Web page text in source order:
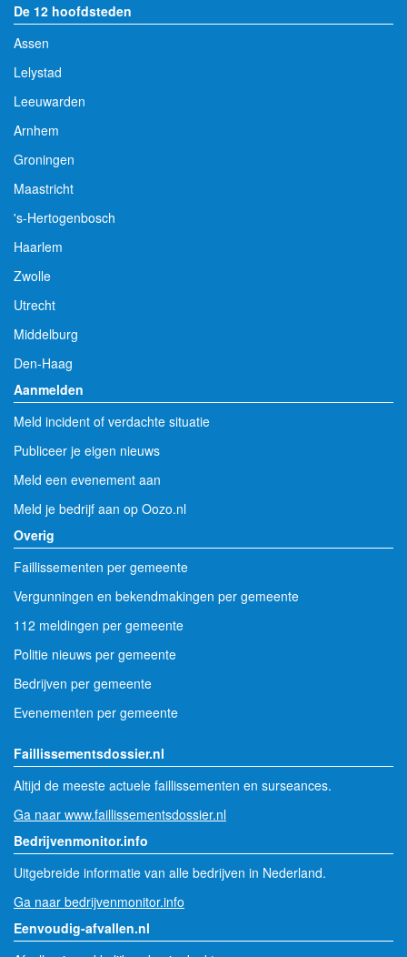
De 12 hoofdsteden
Assen
Lelystad
Leeuwarden
Arnhem
Groningen
Maastricht
's-Hertogenbosch
Haarlem
Zwolle
Utrecht
Middelburg
Den-Haag
Aanmelden
Meld incident of verdachte situatie
Publiceer je eigen nieuws
Meld een evenement aan
Meld je bedrijf aan op Oozo.nl
Overig
Faillissementen per gemeente
Vergunningen en bekendmakingen per gemeente
112 meldingen per gemeente
Politie nieuws per gemeente
Bedrijven per gemeente
Evenementen per gemeente
Faillissementsdossier.nl
Altijd de meeste actuele faillissementen en surseances.
Ga naar www.faillissementsdossier.nl
Bedrijvenmonitor.info
Uitgebreide informatie van alle bedrijven in Nederland.
Ga naar bedrijvenmonitor.info
Eenvoudig-afvallen.nl